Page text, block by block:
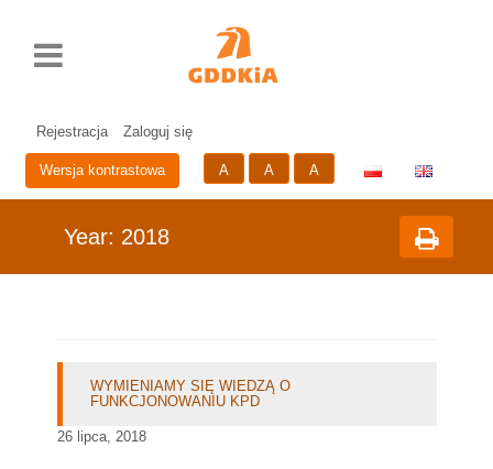
Rejestracja Zaloguj się
Wersja kontrastowa
rozmiar
czcionki
A
rozmiar
czcionki
A
rozmiar
czcionki
A
Year: 2018
WYMIENIAMY SIĘ WIEDZĄ O
FUNKCJONOWANIU KPD
26 lipca, 2018